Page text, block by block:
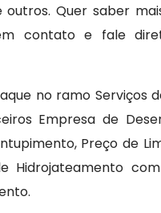
Quer saber
contato e fale
no ramo
Empresa de
Preço de
Hidrojateamento